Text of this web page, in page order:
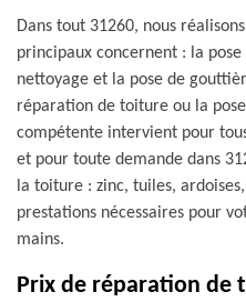
Dans tout 31260, nous
principaux concernent : la
nettoyage et la pose de
réparation de toiture ou la
compétente intervient pour
et pour toute demande dans
la toiture : zinc, tuiles,
prestations nécessaires pour
mains.
Prix de réparation de